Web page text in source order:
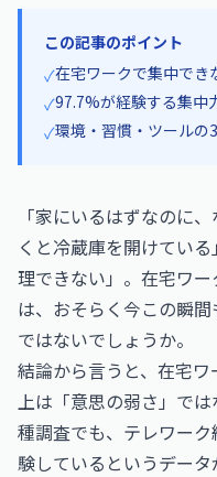
この記事のポイント
✓在宅ワークで集中でき
✓97.7%が経験する集中
✓環境・習慣・ツールの
「家にいるはずなのに
くと冷蔵庫を開けてい
理できない」。在宅ワ
は、おそらく今この瞬
ではないでしょうか。
結論から言うと、在宅
上は「意思の弱さ」で
種調査でも、テレワー
験しているというデー